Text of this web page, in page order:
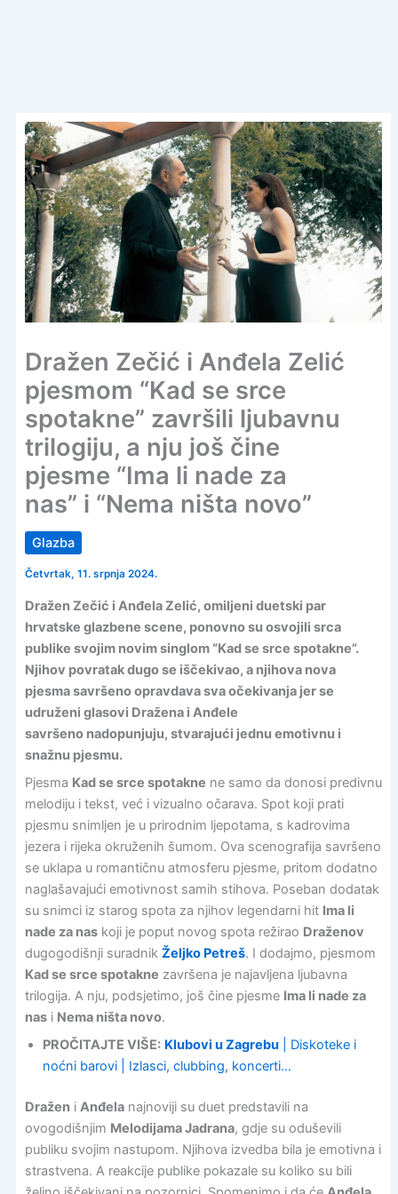
Dražen Zečić i Anđela Zelić
pjesmom “Kad se srce
spotakne” završili ljubavnu
trilogiju, a nju još čine
pjesme “Ima li nade za
nas” i “Nema ništa novo”
Glazba
Četvrtak, 11. srpnja 2024.
Dražen Zečić i Anđela Zelić, omiljeni duetski par
hrvatske glazbene scene, ponovno su osvojili srca
publike svojim novim singlom “Kad se srce spotakne”.
Njihov povratak dugo se iščekivao, a njihova nova
pjesma savršeno opravdava sva očekivanja jer se
udruženi glasovi Dražena i Anđele
savršeno nadopunjuju, stvarajući jednu emotivnu i
snažnu pjesmu.
Pjesma Kad se srce spotakne ne samo da donosi predivnu
melodiju i tekst, već i vizualno očarava. Spot koji prati
pjesmu snimljen je u prirodnim ljepotama, s kadrovima
jezera i rijeka okruženih šumom. Ova scenografija savršeno
se uklapa u romantičnu atmosferu pjesme, pritom dodatno
naglašavajući emotivnost samih stihova. Poseban dodatak
su snimci iz starog spota za njihov legendarni hit Ima li
nade za naskoji je poput novog spota režirao Draženov
dugogodišnji suradnik Željko Petreš. I dodajmo, pjesmom
Kad se srce spotakne završena je najavljena ljubavna
trilogija. A nju, podsjetimo, još čine pjesme Ima li nade za
nasi Nema ništa novo.
PROČITAJTE VIŠE: Klubovi u Zagrebu| Diskoteke i
noćni barovi | Izlasci, clubbing, koncerti…
Draženi Anđelanajnoviji su duet predstavili na
ovogodišnjim Melodijama Jadrana, gdje su oduševili
publiku svojim nastupom. Njihova izvedba bila je emotivna i
strastvena. A reakcije publike pokazale su koliko su bili